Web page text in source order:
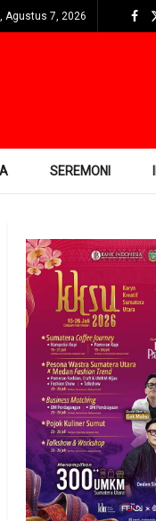
Agustus 7, 2026
SEREMONI